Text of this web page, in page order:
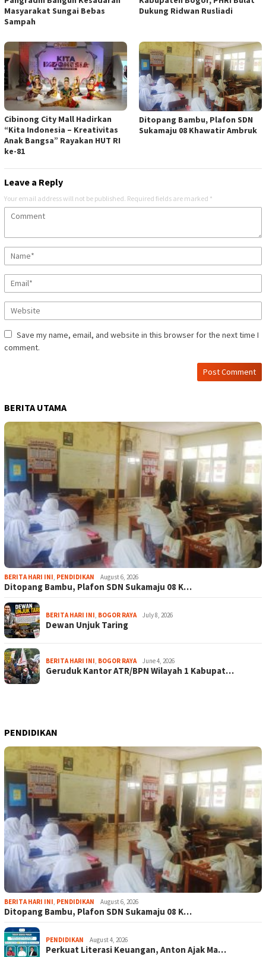
Masyarakat Sungai Bebas
Sampah
Dukung Ridwan Rusliadi
Cibinong City Mall Hadirkan
“Kita Indonesia – Kreativitas
Anak Bangsa” Rayakan HUT RI
ke-81
Ditopang Bambu, Plafon SDN
Sukamaju 08 Khawatir Ambruk
Leave a Reply
Your email address will not be published. Required fields are marked *
Save my name, email, and website in this browser for the next time I
comment.
BERITA UTAMA
BERITA HARI INI, PENDIDIKAN August 6, 2026
Ditopang Bambu, Plafon SDN Sukamaju 08 K…
BERITA HARI INI, BOGOR RAYA July 8, 2026
Dewan Unjuk Taring
BERITA HARI INI, BOGOR RAYA June 4, 2026
Geruduk Kantor ATR/BPN Wilayah 1 Kabupat…
PENDIDIKAN
BERITA HARI INI, PENDIDIKAN August 6, 2026
Ditopang Bambu, Plafon SDN Sukamaju 08 K…
PENDIDIKAN August 4, 2026
Perkuat Literasi Keuangan, Anton Ajak Ma…